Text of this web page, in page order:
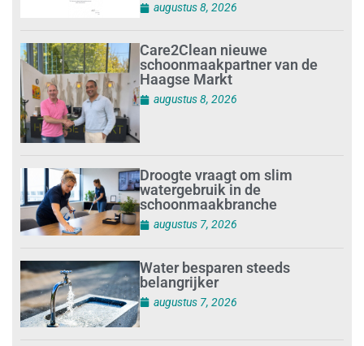
augustus 8, 2026
Care2Clean nieuwe
schoonmaakpartner van de
Haagse Markt
augustus 8, 2026
Droogte vraagt om slim
watergebruik in de
schoonmaakbranche
augustus 7, 2026
Water besparen steeds
belangrijker
augustus 7, 2026